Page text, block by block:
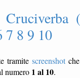
7 8 9 10
tramitescreenshot
numero 1 al 10.